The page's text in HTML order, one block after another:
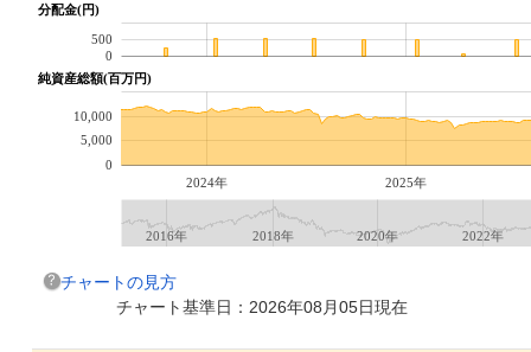
分配金(円)
0
500
純資産総額(百万円)
2024年 2025年
0
5,000
10,000
2016年 2018年 2020年 2022年
チャートの見方
チャート基準日：2026年08月05日現在